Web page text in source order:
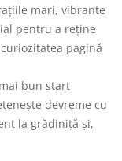
mari, vibrante
pentru a reține
pagină
bun start
devreme cu
la grădiniță și,